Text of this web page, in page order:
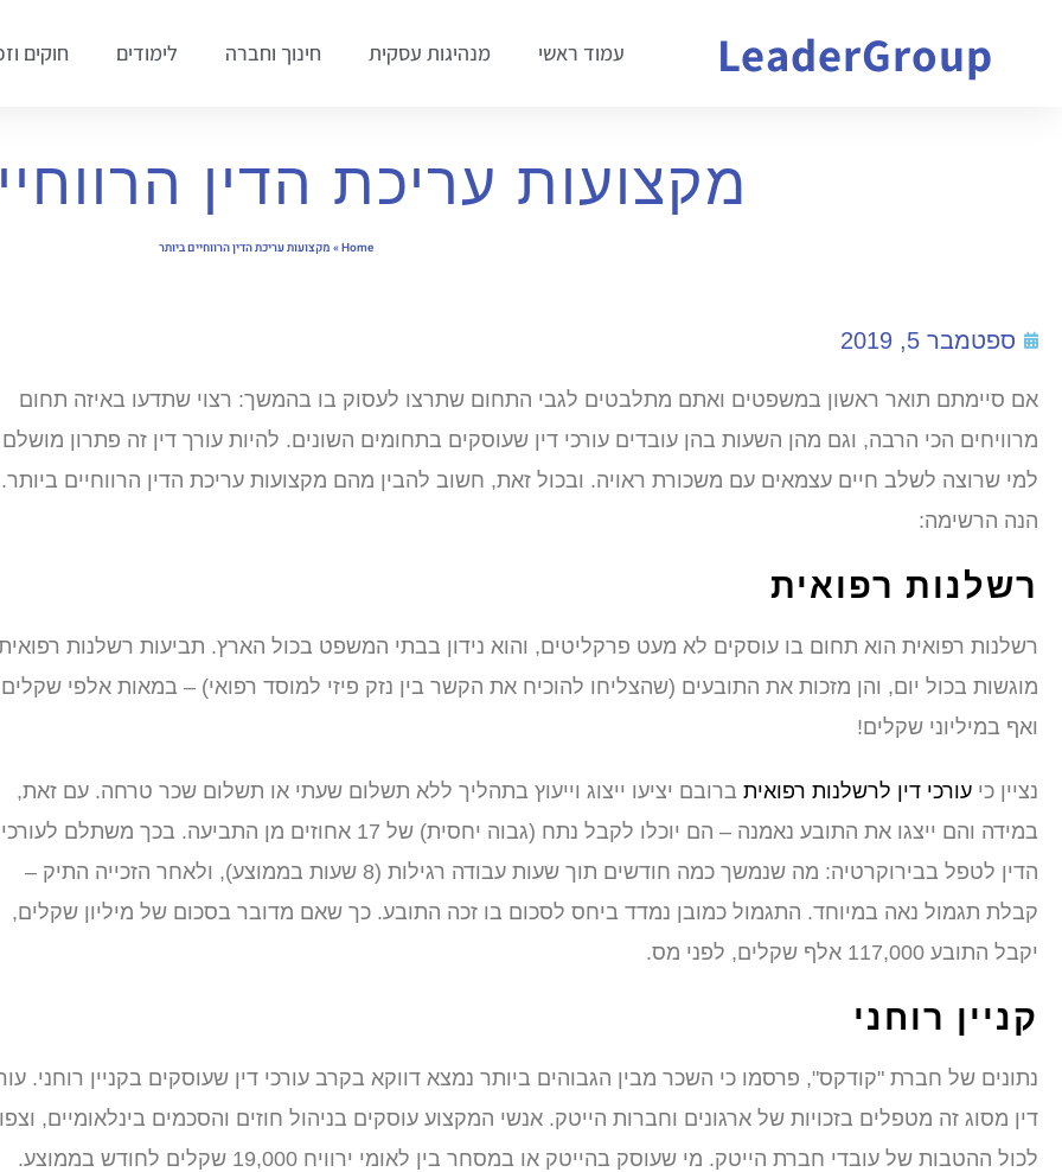
LeaderGroup עמוד ראשי מנהיגות עסקית חינוך וחברה לימודים חוקים
מקצועות עריכת הדין
Home
» מקצועות עריכת הדין הרווחיים ביותר
ספטמבר 5, 2019
אם סיימתם תואר ראשון במשפטים ואתם מתלבטים לגבי התחום שתרצו לעסוק בו בהמשך: רצוי שתדעו באיזה תחום
מרוויחים הכי הרבה, וגם מהן השעות בהן עובדים עורכי דין שעוסקים בתחומים השונים. להיות עורך דין זה פתרון מושלם
למי שרוצה לשלב חיים עצמאים עם משכורת ראויה. ובכול זאת, חשוב להבין מהם מקצועות עריכת הדין הרווחיים ביותר.
הנה הרשימה:
רשלנות רפואית
רשלנות רפואית הוא תחום בו עוסקים לא מעט פרקליטים, והוא נידון בבתי המשפט בכול הארץ. תביעות רשלנות
מוגשות בכול יום, והן מזכות את התובעים (שהצליחו להוכיח את הקשר בין נזק פיזי למוסד רפואי) – במאות אלפי שקלים
ואף במיליוני שקלים!
נציין כי עורכי דין לרשלנות רפואית ברובם יציעו ייצוג וייעוץ בתהליך ללא תשלום שעתי או תשלום שכר טרחה. עם זאת,
במידה והם ייצגו את התובע נאמנה – הם יוכלו לקבל נתח (גבוה יחסית) של 17 אחוזים מן התביעה. בכך משתלם לעורכי
הדין לטפל בבירוקרטיה: מה שנמשך כמה חודשים תוך שעות עבודה רגילות (8 שעות בממוצע), ולאחר הזכייה התיק –
קבלת תגמול נאה במיוחד. התגמול כמובן נמדד ביחס לסכום בו זכה התובע. כך שאם מדובר בסכום של מיליון שקלים,
יקבל התובע 117,000 אלף שקלים, לפני מס.
קניין רוחני
נתונים של חברת "קודקס", פרסמו כי השכר מבין הגבוהים ביותר נמצא דווקא בקרב עורכי דין שעוסקים בקניין רוחני.
דין מסוג זה מטפלים בזכויות של ארגונים וחברות הייטק. אנשי המקצוע עוסקים בניהול חוזים והסכמים בינלאומיים,
לכול ההטבות של עובדי חברת הייטק. מי שעוסק בהייטק או במסחר בין לאומי ירוויח 19,000 שקלים לחודש בממוצע.